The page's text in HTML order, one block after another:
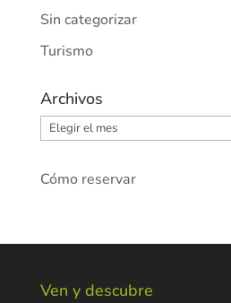
Sin categorizar
Turismo
Archivos
Archivos
Cómo reservar
Ven y descubre